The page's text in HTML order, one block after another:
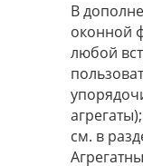
В
оконной
любой
см. в